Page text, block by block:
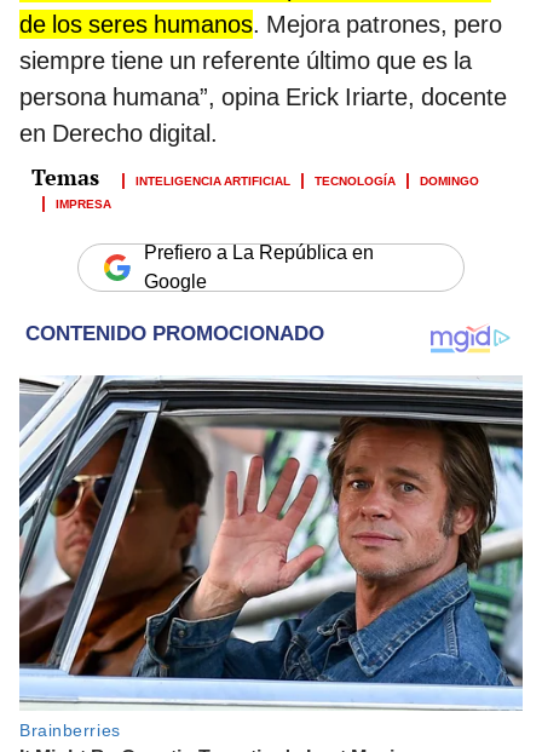
de los seres humanos. Mejora patrones, pero
siempre tiene un referente último que es la
persona humana”, opina Erick Iriarte, docente
en Derecho digital.
INTELIGENCIA ARTIFICIAL TECNOLOGÍA
DOMINGO
IMPRESA
Prefiero a La República en
Google